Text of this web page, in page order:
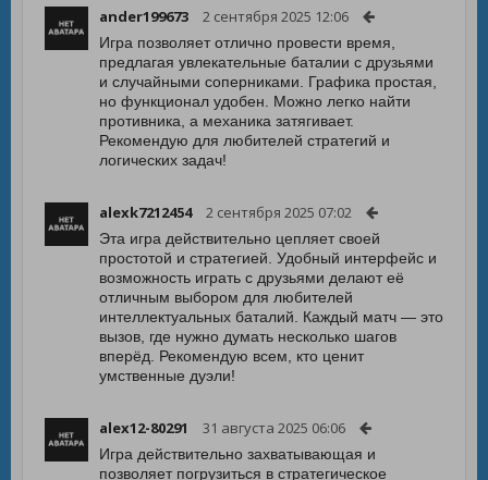
ander199673 2 сентября 2025 12:06
Игра позволяет отлично провести время,
предлагая увлекательные баталии с друзьями
и случайными соперниками. Графика простая,
но функционал удобен. Можно легко найти
противника, а механика затягивает.
Рекомендую для любителей стратегий и
логических задач!
alexk7212454 2 сентября 2025 07:02
Эта игра действительно цепляет своей
простотой и стратегией. Удобный интерфейс и
возможность играть с друзьями делают её
отличным выбором для любителей
интеллектуальных баталий. Каждый матч — это
вызов, где нужно думать несколько шагов
вперёд. Рекомендую всем, кто ценит
умственные дуэли!
alex12-80291 31 августа 2025 06:06
Игра действительно захватывающая и
позволяет погрузиться в стратегическое